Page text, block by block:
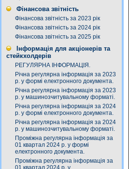
Фінансова звітність
Фінансова звітність за 2023 рік
Фінансова звітність за 2024 рік
Фінансова звітність за 2025 рік
Інформація для акціонерів та
стейкхолдерів
РЕГУЛЯРНА ІНФОРМАЦІЯ.
Річна регулярна інформація за 2023
р. у формі електронного документа.
Річна регулярна інформація за 2023
р. у машинозчитувальному форматі.
Річна регулярна інформація за 2024
р. у формі електронного документа.
Річна регулярна інформація за 2024
р. у машинозчитувальному форматі.
Проміжна регулярна інформація за
01 квартал 2024 р. у формі
електронного документа.
Проміжна регулярна інформація за
01 квартал 2024 р. у